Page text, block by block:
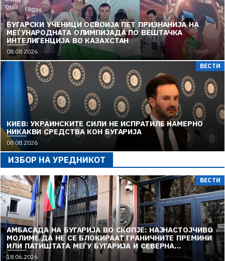
БУГАРСКИ УЧЕНИЦИ ОСВОИЈА ПЕТ ПРИЗНАНИЈА НА
МЕЃУНАРОДНАТА ОЛИМПИЈАДА ПО ВЕШТАЧКА
ИНТЕЛИГЕНЦИЈА ВО КАЗАХСТАН
08.08.2026
ВЕСТИ
КИЕВ: УКРАИНСКИТЕ СИЛИ НЕ ИСПРАТИЛЕ НАМЕРНО
НИКАКВИ СРЕДСТВА КОН БУГАРИЈА
08.08.2026
ИЗБОР НА УРЕДНИКОТ
ВЕСТИ
АМБАСАДА НА БУГАРИЈА ВО СКОПЈЕ: НАЈНАСТОЈЧИВО
МОЛИМЕ ДА НЕ СЕ БЛОКИРААТ ГРАНИЧНИТЕ ПРЕМИНИ
ИЛИ ПАТИШТАТА МЕЃУ БУГАРИЈА И СЕВЕРНА
МАКЕДОНИЈА
18.06.2026